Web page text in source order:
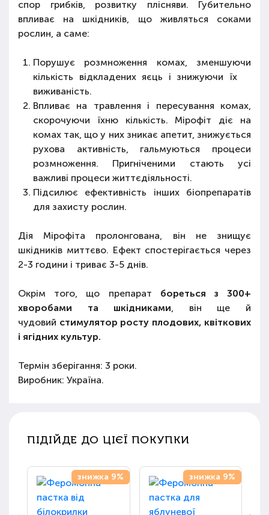
спор грибків, розвитку плісняви. Губительно
впливає на шкідників, що живляться соками
рослин, а саме:
Порушує розмноження комах, зменшуючи
кількість відкладених яєць і знижуючи їх
виживаність.
Впливає на травлення і пересування комах,
скорочуючи їхню кількість. Мірофіт діє на
комах так, що у них зникає апетит, знижується
рухова активність, гальмуються процеси
розмноження. Пригніченими стають усі
важливі процеси життєдіяльності.
Підсилює ефективність інших біопрепаратів
для захисту рослин.
Дія Мірофіта пролонгована, він не знищує
шкідників миттєво. Ефект спостерігається через
2-3 години і триває 3-5 днів.
Окрім того, що препарат бореться з 300+
хворобами та шкідниками, він ще й
чудовий стимулятор росту плодових, квіткових
і ягідних культур.
Термін зберігання: 3 роки.
Виробник: Україна.
ПІДІЙДЕ ДО ЦІЄЇ ПОКУПКИ
знижка 9% знижка 9%